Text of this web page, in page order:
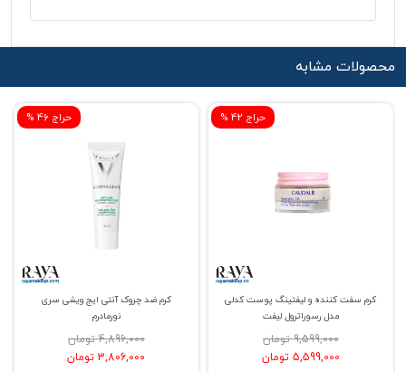
محصولات مشابه
% حراج 46
کرم ضد چروک آنتی ایج ویشی سری
نورمادرم
4,896,000 تومان
3,806,000 تومان
% حراج 42
کرم سفت کننده و لیفتینگ پوست کدلی
مدل رسوراترول لیفت
9,599,000 تومان
5,599,000 تومان